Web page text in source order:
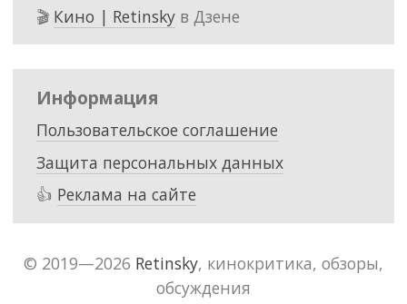
🎬 Кино | Retinskyв Дзене
Информация
Пользовательское соглашение
Защита персональных данных
👍 Реклама на сайте
© 2019—2026 Retinsky, кинокритика, обзоры,
обсуждения